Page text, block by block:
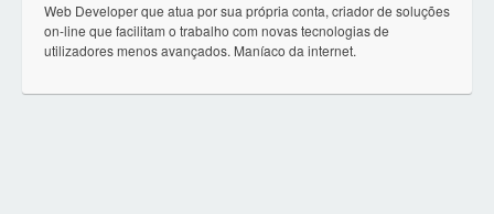
Web Developer que atua por sua própria conta, criador de soluções
on-line que facilitam o trabalho com novas tecnologias de
utilizadores menos avançados. Maníaco da internet.